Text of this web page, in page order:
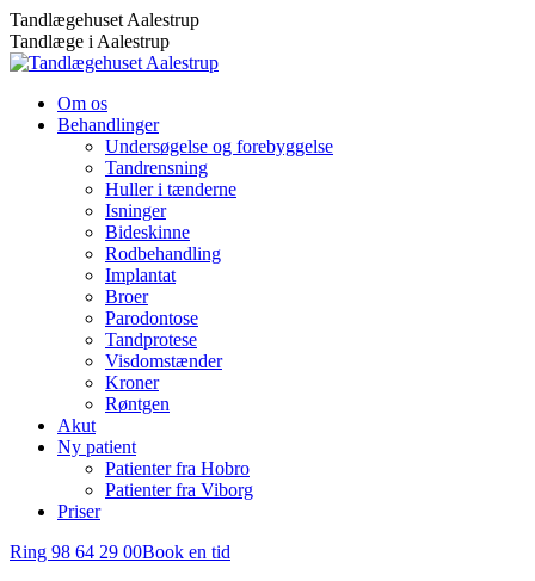
Skip
to
content
Tandlægehuset Aalestrup
Tandlæge i Aalestrup
Om os
Behandlinger
Undersøgelse og forebyggelse
Tandrensning
Huller i tænderne
Isninger
Bideskinne
Rodbehandling
Implantat
Broer
Parodontose
Tandprotese
Visdomstænder
Kroner
Røntgen
Akut
Ny patient
Patienter fra Hobro
Patienter fra Viborg
Priser
Ring 98 64 29 00Book en tid